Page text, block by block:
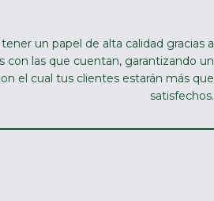
un papel de alta calidad gracias a
con las que cuentan, garantizando un
el cual tus clientes estarán más que
satisfechos.